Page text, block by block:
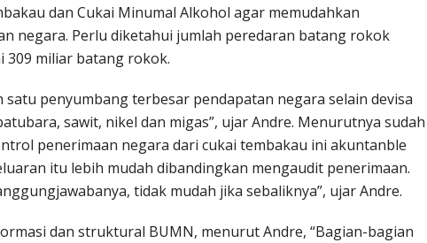
dan Cukai Minumal Alkohol agar memudahkan
negara. Perlu diketahui jumlah peredaran batang rokok
309 miliar batang rokok.
satu penyumbang terbesar pendapatan negara selain devisa
sawit, nikel dan migas”, ujar Andre. Menurutnya sudah
penerimaan negara dari cukai tembakau ini akuntanble
itu lebih mudah dibandingkan mengaudit penerimaan.
tidak mudah jika sebaliknya”, ujar Andre.
dan struktural BUMN, menurut Andre, “Bagian-bagian